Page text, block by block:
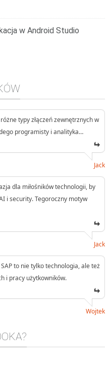
w Android Studio
typy złączeń zewnętrznych w
programisty i analityka…
Jack
dla miłośników technologii, by
i security. Tegoroczny motyw
Jack
to nie tylko technologia, ale też
i pracy użytkowników.
Wojtek